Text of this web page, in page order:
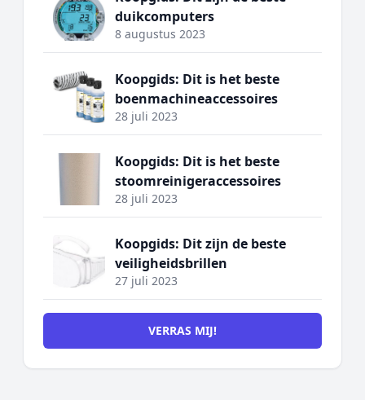
duikcomputers
8 augustus 2023
Koopgids: Dit is het beste
boenmachineaccessoires
28 juli 2023
Koopgids: Dit is het beste
stoomreinigeraccessoires
28 juli 2023
Koopgids: Dit zijn de beste
veiligheidsbrillen
27 juli 2023
VERRAS MIJ!